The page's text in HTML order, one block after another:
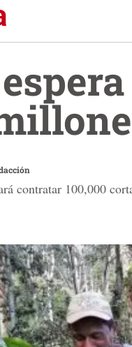
contratar 100,000